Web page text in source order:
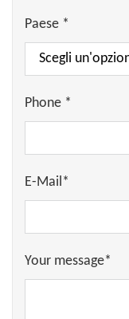
Paese *
Phone *
E-Mail*
Your message*